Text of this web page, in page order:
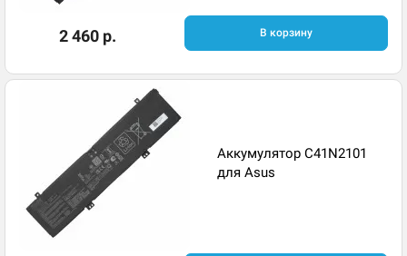
2 460 р. В корзину
Аккумулятор C41N2101
для Asus